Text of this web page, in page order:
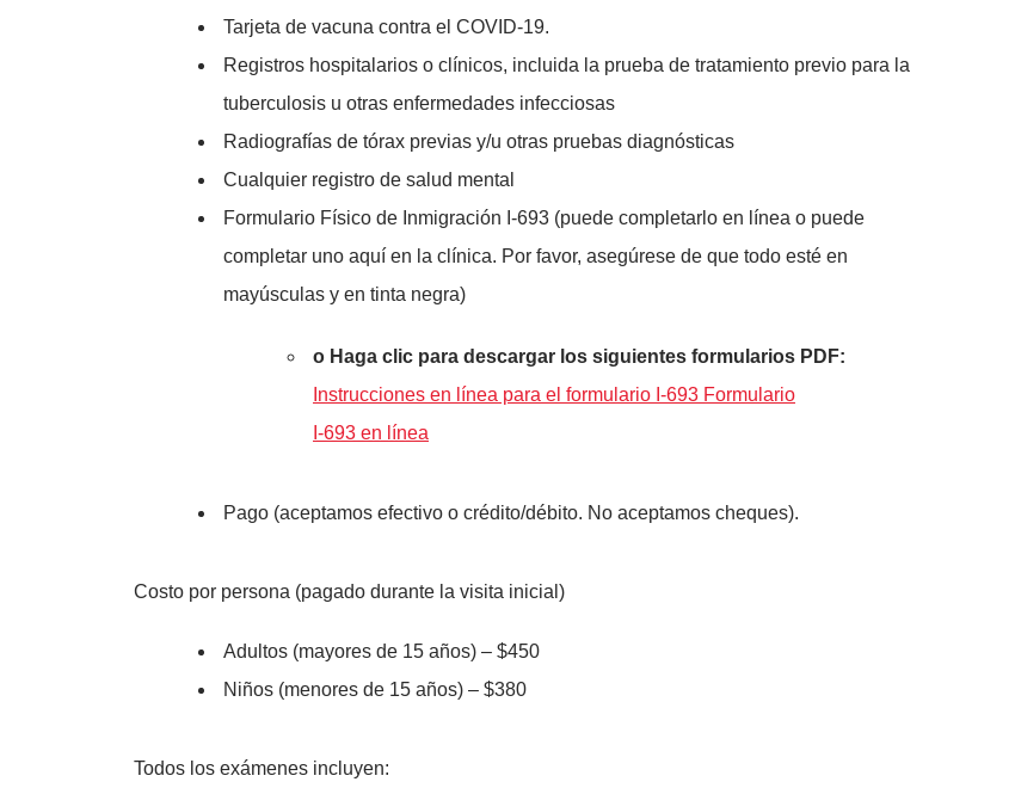
Tarjeta de vacuna contra el COVID-19.
Registros hospitalarios o clínicos, incluida la prueba de tratamiento previo para la
tuberculosis u otras enfermedades infecciosas
Radiografías de tórax previas y/u otras pruebas diagnósticas
Cualquier registro de salud mental
Formulario Físico de Inmigración I-693 (puede completarlo en línea o puede
completar uno aquí en la clínica. Por favor, asegúrese de que todo esté en
mayúsculas y en tinta negra)
o Haga clic para descargar los siguientes formularios PDF:
Instrucciones en línea para el formulario I-693 Formulario
I-693 en línea
Pago (aceptamos efectivo o crédito/débito. No aceptamos cheques).
Costo por persona (pagado durante la visita inicial)
Adultos (mayores de 15 años) – $450
Niños (menores de 15 años) – $380
Todos los exámenes incluyen: